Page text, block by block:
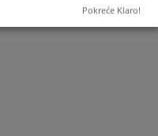
Pokreće Klaro!